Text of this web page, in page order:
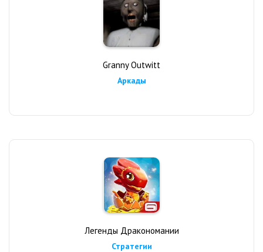
Granny Outwitt
Аркады
Легенды Дракономании
Стратегии